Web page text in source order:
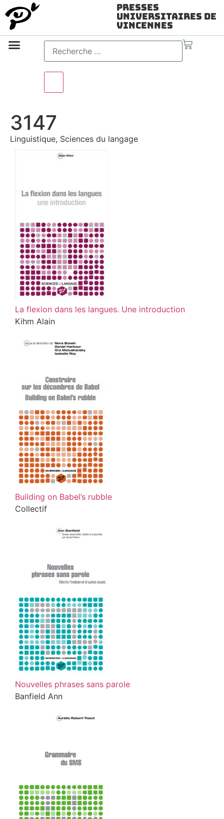
Presses
Universitaires de
Vincennes
3147
Linguistique, Sciences du langage
La flexion dans les langues. Une introduction
Kihm Alain
Building on Babel’s rubble
Collectif
Nouvelles phrases sans parole
Banfield Ann